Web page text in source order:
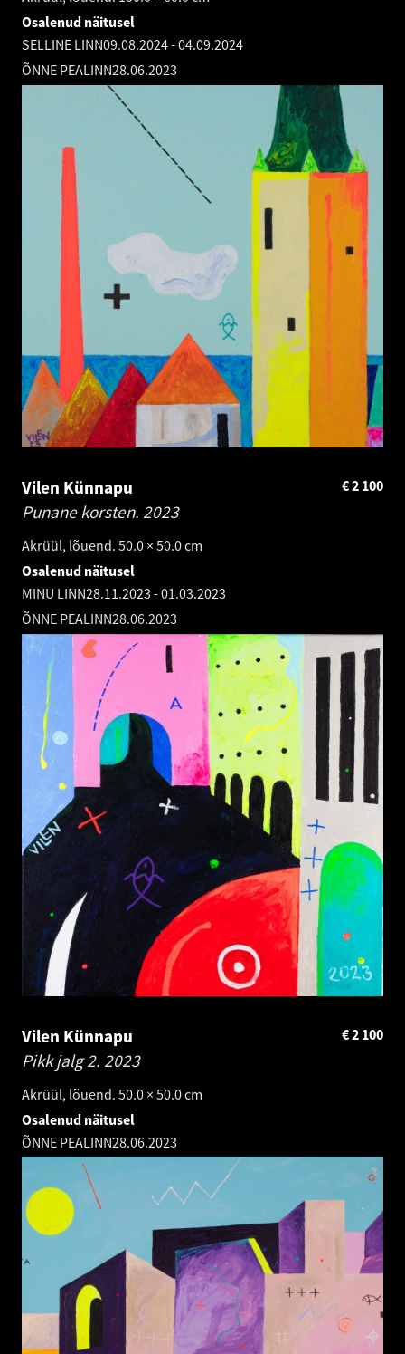
Osalenud näitusel
SELLINE LINN09.08.2024-04.09.2024
ÕNNE PEALINN28.06.2023
Vilen Künnapu
Punane korsten. 2023
Akrüül, lõuend. 50.0 × 50.0 cm
2 100
€
Osalenud näitusel
MINU LINN28.11.2023 -01.03.2023
ÕNNE PEALINN28.06.2023
Vilen Künnapu
Pikk jalg 2. 2023
Akrüül, lõuend. 50.0 × 50.0 cm
2 100
€
Osalenud näitusel
ÕNNE PEALINN28.06.2023